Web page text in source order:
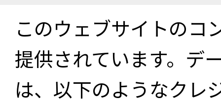
このウェブサイトのコ
提供されています。デ
は、以下のようなクレ